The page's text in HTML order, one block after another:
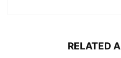
RELATED